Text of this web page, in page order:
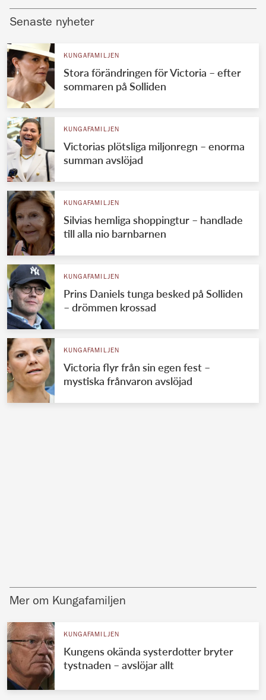
Senaste nyheter
KUNGAFAMILJEN
Stora förändringen för Victoria – efter
sommaren på Solliden
KUNGAFAMILJEN
Victorias plötsliga miljonregn – enorma
summan avslöjad
KUNGAFAMILJEN
Silvias hemliga shoppingtur – handlade
till alla nio barnbarnen
KUNGAFAMILJEN
Prins Daniels tunga besked på Solliden
– drömmen krossad
KUNGAFAMILJEN
Victoria flyr från sin egen fest –
mystiska frånvaron avslöjad
Mer om Kungafamiljen
KUNGAFAMILJEN
Kungens okända systerdotter bryter
tystnaden – avslöjar allt